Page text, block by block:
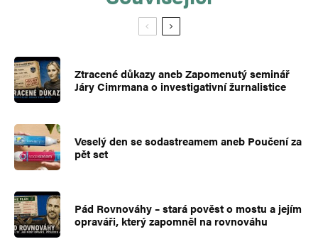
Ztracené důkazy aneb Zapomenutý seminář
Járy Cimrmana o investigativní žurnalistice
Veselý den se sodastreamem aneb Poučení za
pět set
Pád Rovnováhy – stará pověst o mostu a jejím
opraváři, který zapomněl na rovnováhu